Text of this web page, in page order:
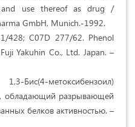
use thereof as drug /
GmbH, Munich.-1992.
428; C07D 277/62. Phenol
Yakuhin Co., Ltd. Japan. –
метоксибензоил)
обладающий разрывающей
белков активностью. –